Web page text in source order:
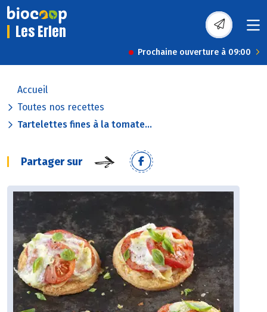
Les Erlen
Prochaine ouverture à 09:00
Accueil
Toutes nos recettes
Tartelettes fines à la tomate...
Partager sur